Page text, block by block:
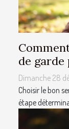
de
Dimanche 28
Choisir le bon
étape